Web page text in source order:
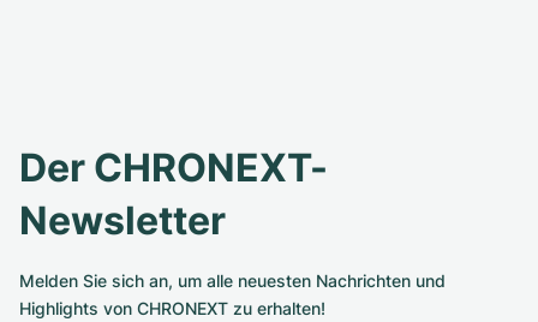
Der CHRONEXT-
Newsletter
Melden Sie sich an, um alle neuesten Nachrichten und
Highlights von CHRONEXT zu erhalten!